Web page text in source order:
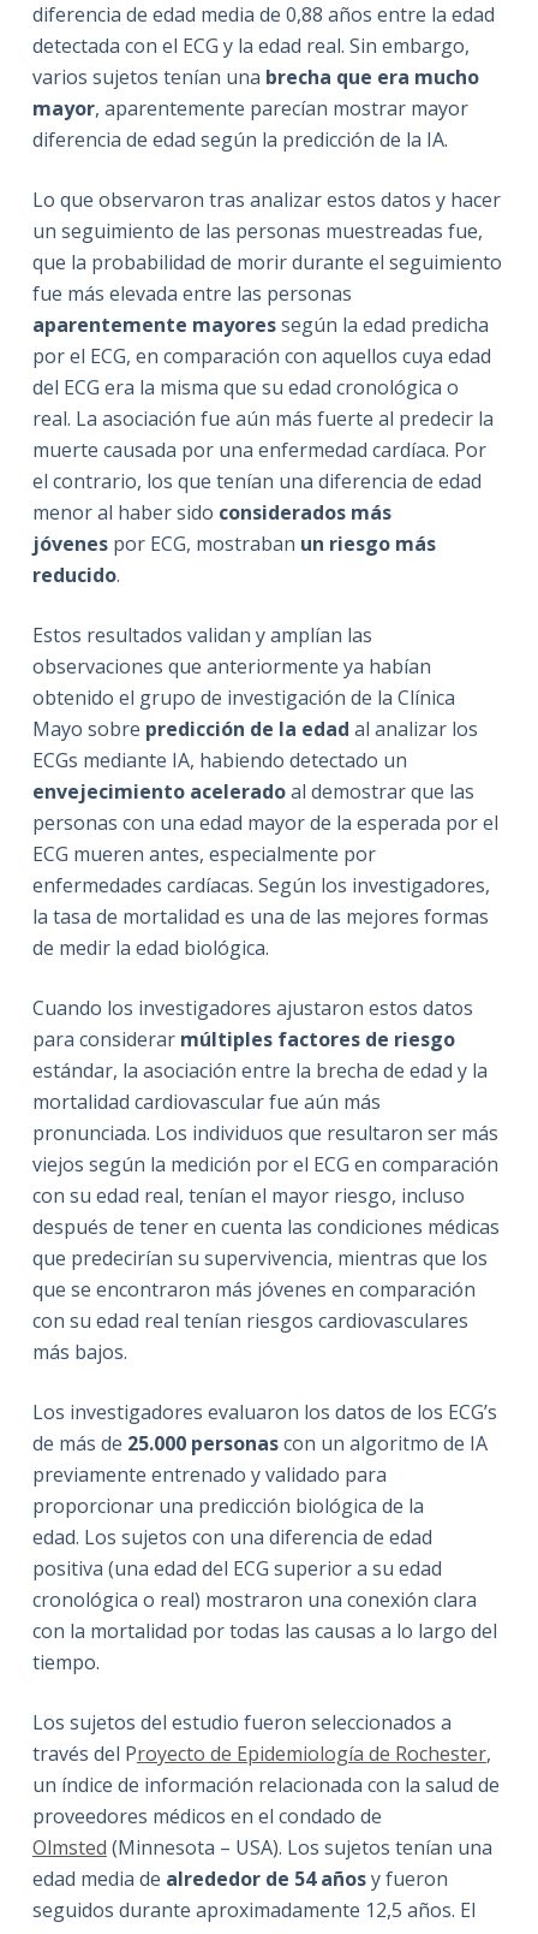
diferencia de edad media de 0,88 años entre la edad
detectada con el ECG y la edad real. Sin embargo,
varios sujetos tenían una brecha que era mucho
mayor, aparentemente parecían mostrar mayor
diferencia de edad según la predicción de la IA.
Lo que observaron tras analizar estos datos y hacer
un seguimiento de las personas muestreadas fue,
que la probabilidad de morir durante el seguimiento
fue más elevada entre las personas
aparentemente mayoressegún la edad predicha
por el ECG, en comparación con aquellos cuya edad
del ECG era la misma que su edad cronológica o
real. La asociación fue aún más fuerte al predecir la
muerte causada por una enfermedad cardíaca. Por
el contrario, los que tenían una diferencia de edad
menor al haber sido considerados más
jóvenespor ECG, mostraban un riesgo más
reducido.
Estos resultados validan y amplían las
observaciones que anteriormente ya habían
obtenido el grupo de investigación de la Clínica
Mayo sobre predicción de la edad al analizar los
ECGs mediante IA, habiendo detectado un
envejecimiento aceleradoal demostrar que las
personas con una edad mayor de la esperada por el
ECG mueren antes, especialmente por
enfermedades cardíacas. Según los investigadores,
la tasa de mortalidad es una de las mejores formas
de medir la edad biológica.
Cuando los investigadores ajustaron estos datos
para considerar múltiples factores de riesgo
estándar, la asociación entre la brecha de edad y la
mortalidad cardiovascular fue aún más
pronunciada. Los individuos que resultaron ser más
viejos según la medición por el ECG en comparación
con su edad real, tenían el mayor riesgo, incluso
después de tener en cuenta las condiciones médicas
que predecirían su supervivencia, mientras que los
que se encontraron más jóvenes en comparación
con su edad real tenían riesgos cardiovasculares
más bajos.
Los investigadores evaluaron los datos de los ECG’s
de más de 25.000 personascon un algoritmo de IA
previamente entrenado y validado para
proporcionar una predicción biológica de la
edad. Los sujetos con una diferencia de edad
positiva (una edad del ECG superior a su edad
cronológica o real) mostraron una conexión clara
con la mortalidad por todas las causas a lo largo del
tiempo.
Los sujetos del estudio fueron seleccionados a
través del Proyecto de Epidemiología de Rochester,
un índice de información relacionada con la salud de
proveedores médicos en el condado de
Olmsted (Minnesota – USA). Los sujetos tenían una
edad media de alrededor de 54 añosy fueron
seguidos durante aproximadamente 12,5 años. El